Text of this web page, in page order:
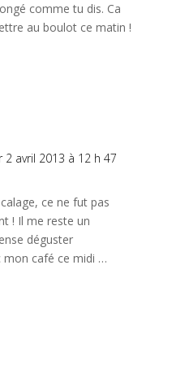
comme tu dis. Ca
au boulot ce matin !
2 avril 2013 à 12 h 47
ce ne fut pas
! Il me reste un
déguster
mon café ce midi …